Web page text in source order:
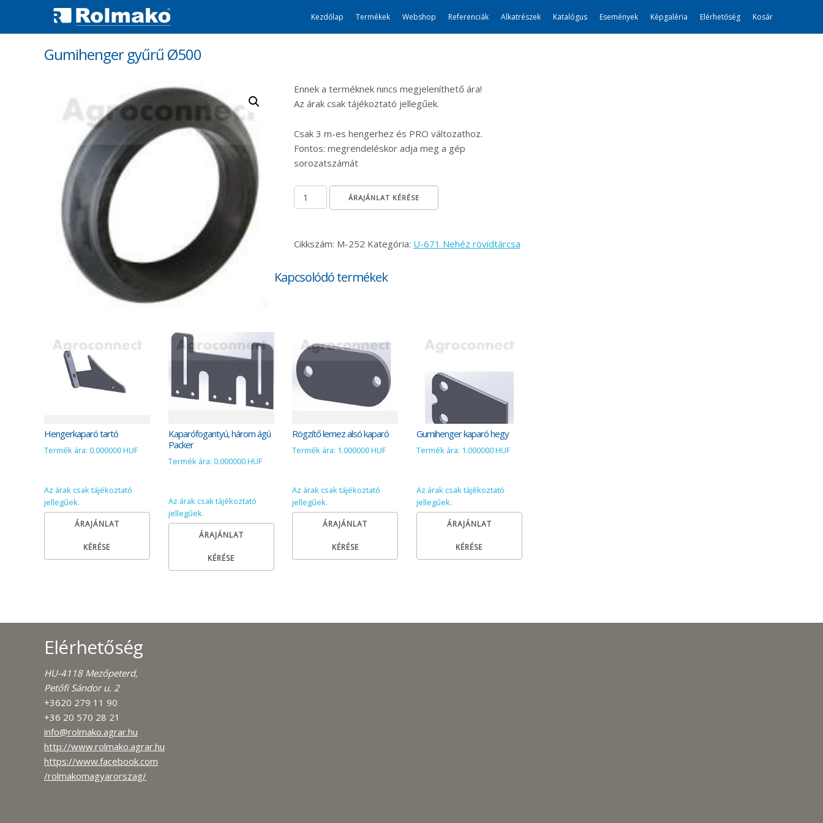
Kezdőlap Termékek Webshop Referenciák Alkatrészek Katalógus Események Képgaléria Elérhetőség Kosár
Gumihenger gyűrű Ø500
Ennek a terméknek nincs megjeleníthető ára!
Az árak csak tájékoztató jellegűek.
Csak 3 m-es hengerhez és PRO változathoz.
Fontos: megrendeléskor adja meg a gép
sorozatszámát
Gumihenger gyűrű Ø500 mennyiség
ÁRAJÁNLAT KÉRÉSE
Cikkszám: M-252 Kategória: U-671 Nehéz rövídtárcsa
Kapcsolódó termékek
Hengerkaparó tartó
Termék ára: 0.000000 HUF
Az árak csak tájékoztató
jellegűek.
ÁRAJÁNLAT
KÉRÉSE
Kaparófogantyú, három ágú
Packer
Termék ára: 0.000000 HUF
Az árak csak tájékoztató
jellegűek.
ÁRAJÁNLAT
KÉRÉSE
Rögzítő lemez alsó kaparó
Termék ára: 1.000000 HUF
Az árak csak tájékoztató
jellegűek.
ÁRAJÁNLAT
KÉRÉSE
Gumihenger kaparó hegy
Termék ára: 1.000000 HUF
Az árak csak tájékoztató
jellegűek.
ÁRAJÁNLAT
KÉRÉSE
Elérhetőség
HU-4118 Mezőpeterd,
Petőfi Sándor u. 2
+3620 279 11 90
+36 20 570 28 21
info@rolmako.agrar.hu
http://www.rolmako.agrar.hu
https://www.facebook.com
/rolmakomagyarorszag/